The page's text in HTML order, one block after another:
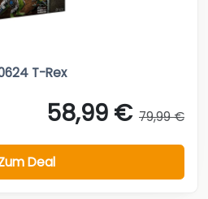
T-Rex
58,99 € 79,99 €
Deal